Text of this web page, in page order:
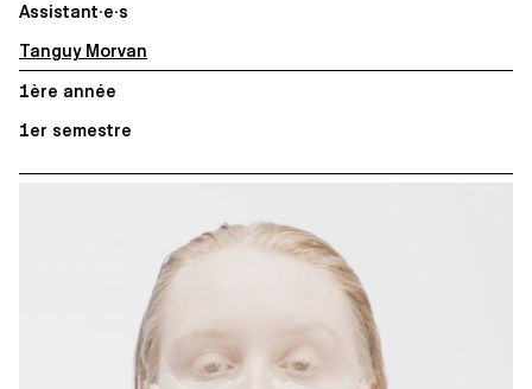
Assistant·e·s
Tanguy Morvan
1ère année
1er semestre